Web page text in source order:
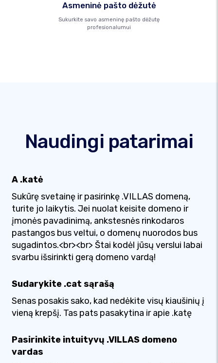
Asmeninė pašto dėžutė
Sukurkite savo asmeninę pašto dėžutę
profesionalumui
Naudingi patarimai
A .katė
Sukūrę svetainę ir pasirinkę .VILLAS domeną,
turite jo laikytis. Jei nuolat keisite domeno ir
įmonės pavadinimą, ankstesnės rinkodaros
pastangos bus veltui, o domenų nuorodos bus
sugadintos.<br><br> Štai kodėl jūsų verslui labai
svarbu išsirinkti gerą domeno vardą!
Sudarykite .cat sąrašą
Senas posakis sako, kad nedėkite visų kiaušinių į
vieną krepšį. Tas pats pasakytina ir apie .katę
Pasirinkite intuityvų .VILLAS domeno
vardas